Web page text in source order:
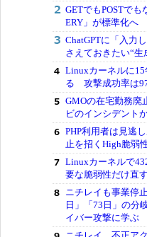
GETでもPOSTで
ERY」が標準化へ
ChatGPTに「入力
さえておきたい“生
Linuxカーネルに
る 攻撃成功率は
GMOの在宅勤務
ビのインシデント
PHP利用者は見逃
止を招くHigh脆弱
Linuxカーネルで
要な脆弱性だけ直
ニチレイも事業停
日」「73日」の
イバー攻撃に学ぶ